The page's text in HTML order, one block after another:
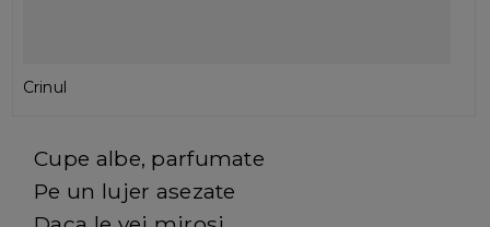
Crinul
Cupe albe, parfumate
Pe un lujer asezate